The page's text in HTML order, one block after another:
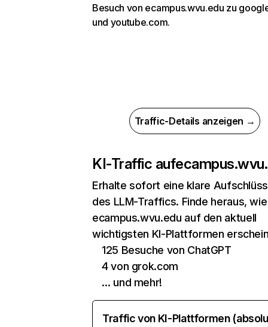
Besuch von ecampus.wvu.edu zu
und youtube.com.
Traffic-Details anzeigen →
KI-Traffic auf
Erhalte sofort eine klare
des LLM-Traffics. Finde heraus, wie
ecampus.wvu.edu auf den aktuell
wichtigsten KI-Plattformen
125 Besuche von ChatGPT
4 von grok.com
… und mehr!
Traffic von KI-Plattformen